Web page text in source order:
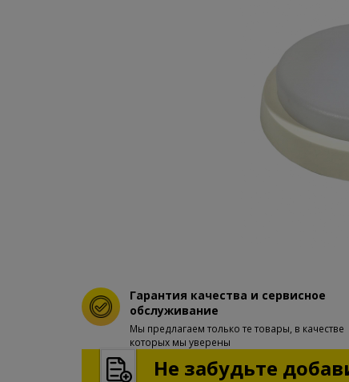
Гарантия качества и сервисное
обслуживание
Мы предлагаем только те товары, в качестве
которых мы уверены
Не забудьте